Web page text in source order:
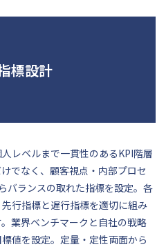
標設計
レベルまで一貫性のあるKPI階層
でなく、顧客視点・内部プロセ
バランスの取れた指標を設定。各
行指標と遅行指標を適切に組み
業界ベンチマークと自社の戦略
値を設定。定量・定性両面から